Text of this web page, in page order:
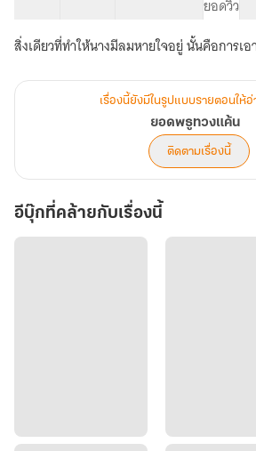
แค้น
ยอดวิว
สิ่งเดียวที่ทำให้นางมีลมหายใจอยู่ นั้นคือการเ
เรื่องนี้ยังมีในรูปแบบรายตอนให้
ยอดพธูทวงแค้น
ติดตามเรื่องนี้
อีบุ๊กที่คล้ายกับเรื่องนี้